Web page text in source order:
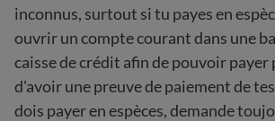
inconnus, surtout si tu payes en
ouvrir un compte courant dans une
caisse de crédit afin de pouvoir payer
d'avoir une preuve de paiement de
dois payer en espèces, demande